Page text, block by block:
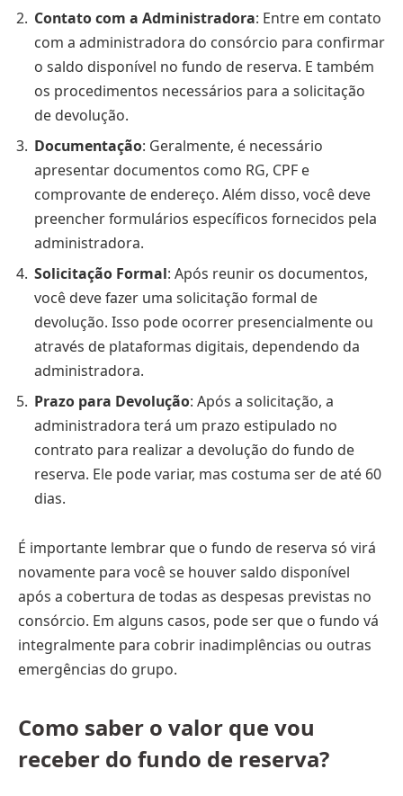
Contato com a Administradora: Entre em contato
com a administradora do consórcio para confirmar
o saldo disponível no fundo de reserva. E também
os procedimentos necessários para a solicitação
de devolução.
Documentação: Geralmente, é necessário
apresentar documentos como RG, CPF e
comprovante de endereço. Além disso, você deve
preencher formulários específicos fornecidos pela
administradora.
Solicitação Formal: Após reunir os documentos,
você deve fazer uma solicitação formal de
devolução. Isso pode ocorrer presencialmente ou
através de plataformas digitais, dependendo da
administradora.
Prazo para Devolução: Após a solicitação, a
administradora terá um prazo estipulado no
contrato para realizar a devolução do fundo de
reserva. Ele pode variar, mas costuma ser de até 60
dias.
É importante lembrar que o fundo de reserva só virá
novamente para você se houver saldo disponível
após a cobertura de todas as despesas previstas no
consórcio. Em alguns casos, pode ser que o fundo vá
integralmente para cobrir inadimplências ou outras
emergências do grupo.
Como saber o valor que vou
receber do fundo de reserva?